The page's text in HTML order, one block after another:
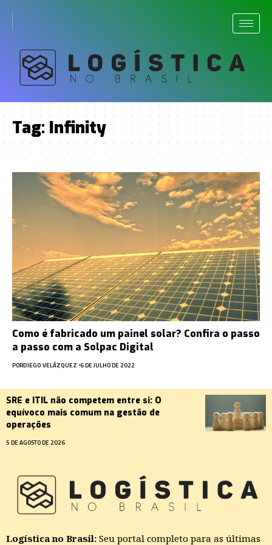
Tag: Infinity
Como é fabricado um painel solar? Confira o passo
a passo com a Solpac Digital
PORDIEGO VELÁZQUEZ 6 DE JULHO DE 2022
SRE e ITIL não competem entre si: O
equívoco mais comum na gestão de
operações
5 DE AGOSTO DE 2026
Logística no Brasil: Seu portal completo para as últimas